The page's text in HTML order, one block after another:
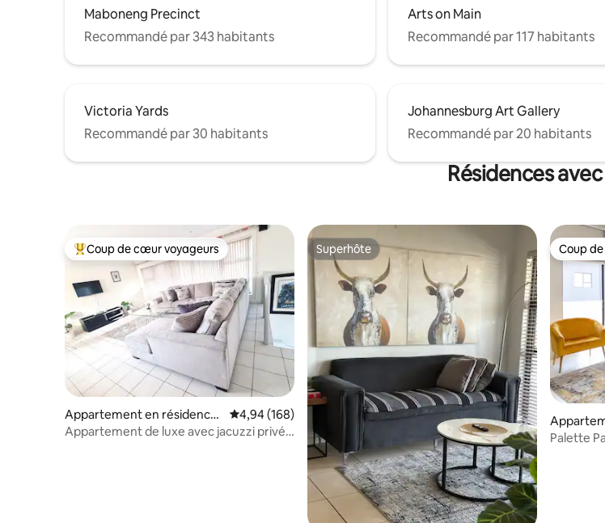
Maboneng Precinct
Recommandé par 343 habitants
Arts on Main
Recommandé par 117 habitants
Victoria Yards
Recommandé par 30 habitants
Johannesburg Art Gallery
Recommandé par 20 habitants
Résidences
Coups de cœur voyageurs les plus appréciés
Coup de cœur voyageurs
Appartement en résidence
⋅ Sandton
Évaluation moyenne sur la base de 168 commentaires : 4,94 sur 5
4,94 (168)
Appartement de luxe avec jacuzzi privé
Superhôte
Superhôte Coup
Coup
Midrand
Palette